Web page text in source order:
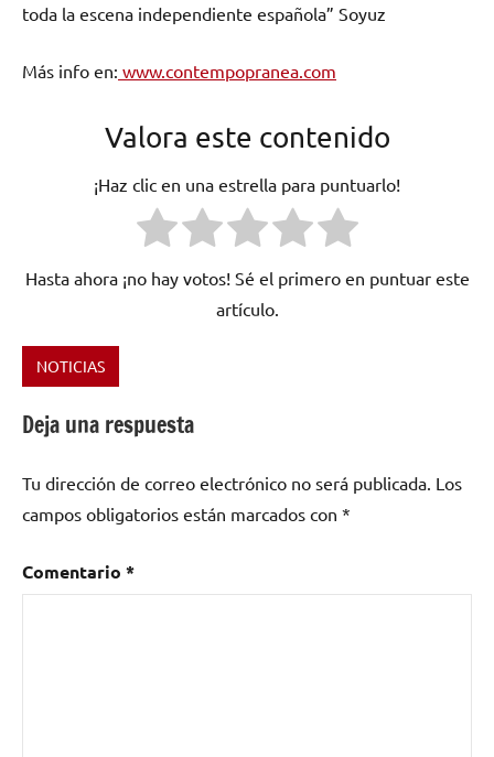
toda la escena independiente española” Soyuz
Más info en: www.contempopranea.com
Valora este contenido
¡Haz clic en una estrella para puntuarlo!
Hasta ahora ¡no hay votos! Sé el primero en puntuar este
artículo.
Etiquetado
Contempopranea,
LIQUIDO,
Fresones
Jero
NOTICIAS
Deja una respuesta
Tu dirección de correo electrónico no será publicada. Los
campos obligatorios están marcados con *
Comentario *